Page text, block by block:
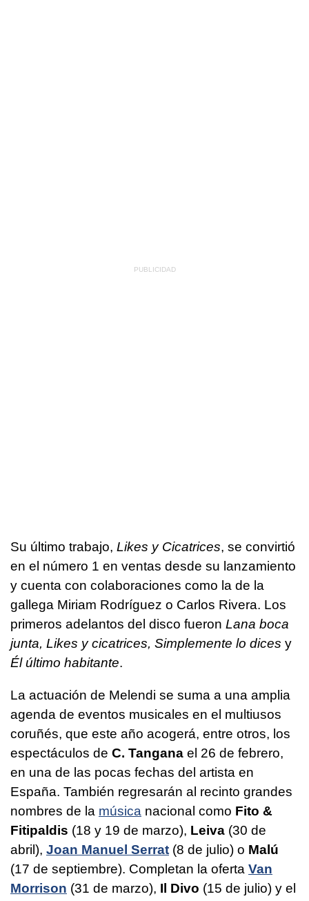
Su último trabajo, Likes y Cicatrices, se convirtió
en el número 1 en ventas desde su lanzamiento
y cuenta con colaboraciones como la de la
gallega Miriam Rodríguez o Carlos Rivera. Los
primeros adelantos del disco fueron Lana boca
junta, Likes y cicatrices, Simplemente lo dices y
Él último habitante.
La actuación de Melendi se suma a una amplia
agenda de eventos musicales en el multiusos
coruñés, que este año acogerá, entre otros, los
espectáculos de C. Tangana el 26 de febrero,
en una de las pocas fechas del artista en
España. También regresarán al recinto grandes
nombres de la música nacional como Fito &
Fitipaldis (18 y 19 de marzo), Leiva (30 de
abril), Joan Manuel Serrat (8 de julio) o Malú
(17 de septiembre). Completan la oferta Van
Morrison (31 de marzo), Il Divo (15 de julio) y el